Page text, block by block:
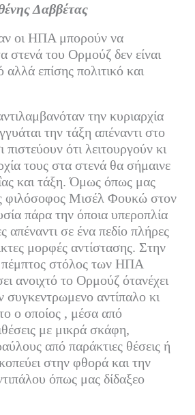
ed
In
ρ
α
στ
τε
Δαββέτας
οι ΗΠΑ μπορούν να
στενά του Ορμούζ δεν είναι
αλλά επίσης πολιτικό και
την κυριαρχία
την τάξη απέναντι στο
ότι λειτουργούν κι
τους στα στενά θα σήμαινε
και τάξη. Όμως όπως μας
φιλόσοφος Μισέλ Φουκώ στον
πάρα την όποια υπεροπλία
απέναντι σε ένα πεδίο πλήρες
μορφές αντίστασης. Στην
στόλος των ΗΠΑ
ανοιχτό το Ορμούζ ότανέχει
συγκεντρωμενο αντίπαλο κι
ο οποίος , μέσα από
με μικρά σκάφη,
από παράκτιες θέσεις ή
στην φθορά και την
όπως μας δίδαξεο